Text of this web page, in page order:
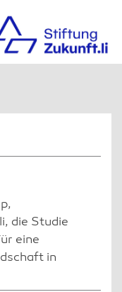
die Studie
eine
in